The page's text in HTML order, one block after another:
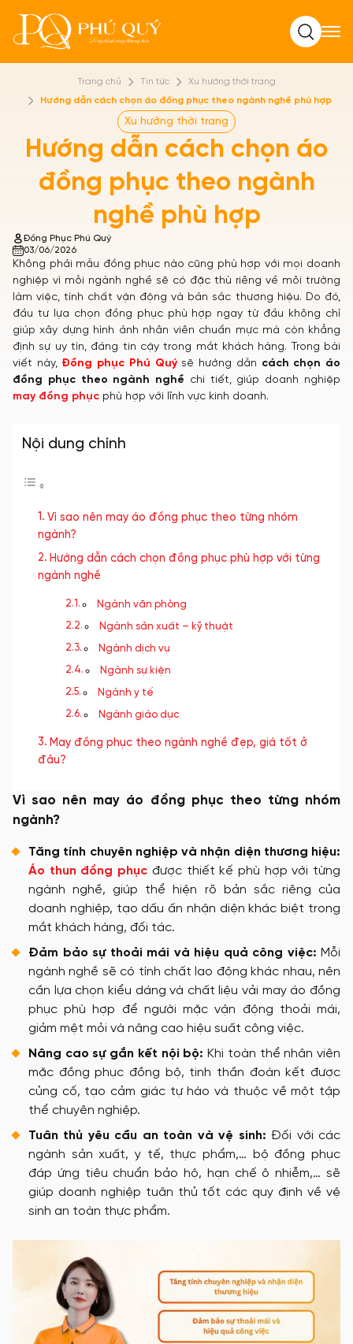
Tìm kiếm
Trang chủ Tin tức
Xu hướng thời trang
Hướng dẫn cách chọn áo đồng phục theo ngành nghề phù hợp
Xu hướng thời trang
Hướng dẫn cách chọn áo
đồng phục theo ngành
nghề phù hợp
Đồng Phục Phú Quý
03/06/2026
Không phải mẫu đồng phục nào cũng phù hợp với mọi doanh
nghiệp vì mỗi ngành nghề sẽ có đặc thù riêng về môi trường
làm việc, tính chất vận động và bản sắc thương hiệu. Do đó,
đầu tư lựa chọn đồng phục phù hợp ngay từ đầu không chỉ
giúp xây dựng hình ảnh nhân viên chuẩn mực mà còn khẳng
định sự uy tín, đáng tin cậy trong mắt khách hàng. Trong bài
viết này, Đồng phục Phú Quýsẽ hướng dẫn cách chọn áo
đồng phục theo ngành nghề chi tiết, giúp doanh nghiệp
may đồng phục phù hợp với lĩnh vực kinh doanh.
Nội dung chính
Vì sao nên may áo đồng phục theo từng nhóm
ngành?
Hướng dẫn cách chọn đồng phục phù hợp với từng
ngành nghề
Ngành văn phòng
Ngành sản xuất – kỹ thuật
Ngành dịch vụ
Ngành sự kiện
Ngành y tế
Ngành giáo dục
May đồng phục theo ngành nghề đẹp, giá tốt ở
đâu?
Vì sao nên may áo đồng phục theo từng nhóm
ngành?
Tăng tính chuyên nghiệp và nhận diện thương hiệu:
Áo thun đồng phục được thiết kế phù hợp với từng
ngành nghề, giúp thể hiện rõ bản sắc riêng của
doanh nghiệp, tạo dấu ấn nhận diện khác biệt trong
mắt khách hàng, đối tác.
Đảm bảo sự thoải mái và hiệu quả công việc: Mỗi
ngành nghề sẽ có tính chất lao động khác nhau, nên
cần lựa chọn kiểu dáng và chất liệu vải may áo đồng
phục phù hợp để người mặc vận động thoải mái,
giảm mệt mỏi và nâng cao hiệu suất công việc.
Nâng cao sự gắn kết nội bộ: Khi toàn thể nhân viên
mặc đồng phục đồng bộ, tinh thần đoàn kết được
củng cố, tạo cảm giác tự hào và thuộc về một tập
thể chuyên nghiệp.
Tuân thủ yêu cầu an toàn và vệ sinh: Đối với các
ngành sản xuất, y tế, thực phẩm,… bộ đồng phục
đáp ứng tiêu chuẩn bảo hộ, hạn chế ô nhiễm,… sẽ
giúp doanh nghiệp tuân thủ tốt các quy định về vệ
sinh an toàn thực phẩm.